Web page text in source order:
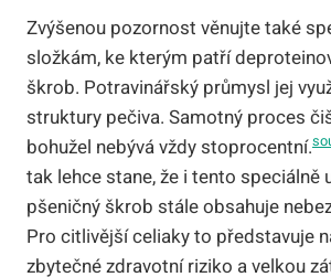
Zvýšenou pozornost věnujte také
složkám, ke kterým patří
škrob. Potravinářský průmysl jej
struktury pečiva. Samotný proces
bohužel nebývá vždy stoprocentní.
tak lehce stane, že i tento speciálně
pšeničný škrob stále obsahuje
Pro citlivější celiaky to představuje
zbytečné zdravotní riziko a velkou